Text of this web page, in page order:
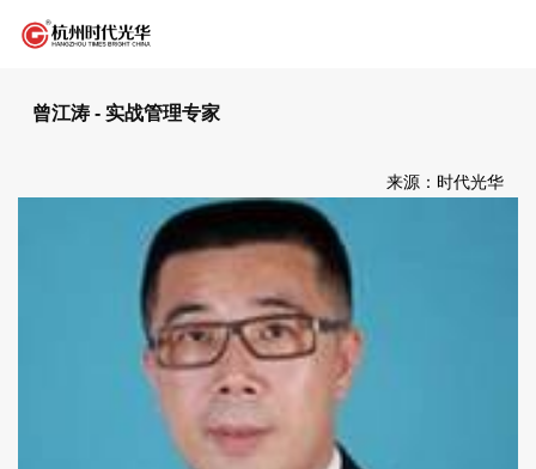
曾江涛 - 实战管理专家
来源：时代光华